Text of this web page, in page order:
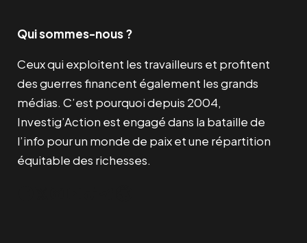
Qui sommes-nous ?
Ceux qui exploitent les travailleurs et profitent
des guerres financent également les grands
médias. C’est pourquoi depuis 2004,
Investig’Action est engagé dans la bataille de
l’info pour un monde de paix et une répartition
équitable des richesses.